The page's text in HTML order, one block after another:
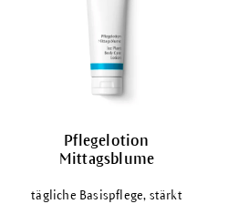
Pflegelotion
Mittagsblume
tägliche Basispflege, stärkt